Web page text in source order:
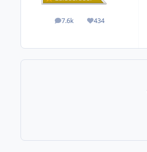
7.6k
posts 434
Reputação